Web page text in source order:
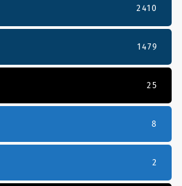
2410
1479
25
8
2